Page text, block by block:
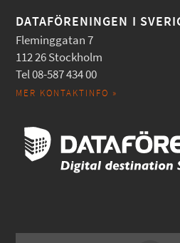
DATAFÖRENINGEN I
Fleminggatan 7
112 26 Stockholm
Tel 08-587 434 00
MER KONTAKTINFO »